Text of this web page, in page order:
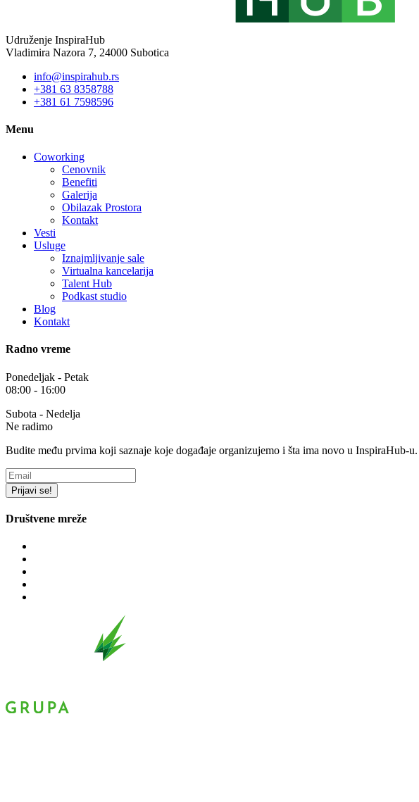
Udruženje InspiraHub
Vladimira Nazora 7, 24000 Subotica
info@inspirahub.rs
+381 63 8358788
+381 61 7598596
Menu
Coworking
Cenovnik
Benefiti
Galerija
Obilazak Prostora
Kontakt
Vesti
Usluge
Iznajmljivanje sale
Virtualna kancelarija
Talent Hub
Podkast studio
Blog
Kontakt
Radno vreme
Ponedeljak - Petak
08:00 - 16:00
Subota - Nedelja
Ne radimo
Budite među prvima koji saznaje koje događaje organizujemo i šta ima novo u InspiraHub-u.
Prijavi se!
Društvene mreže